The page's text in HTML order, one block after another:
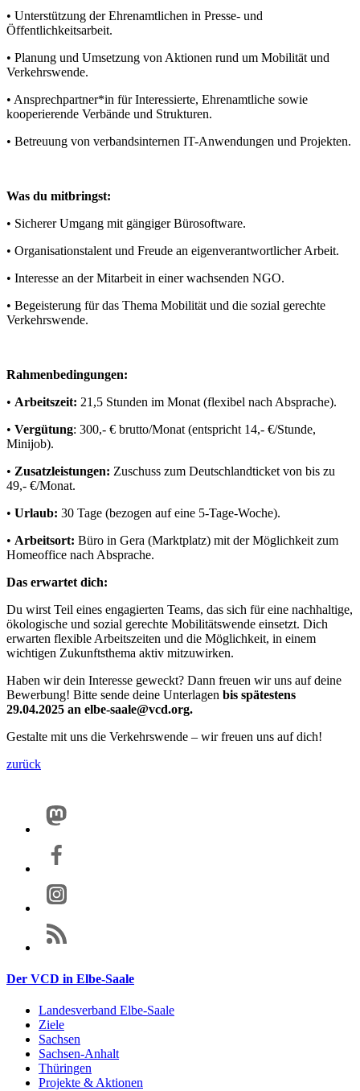
• Unterstützung der Ehrenamtlichen in Presse- und
Öffentlichkeitsarbeit.
• Planung und Umsetzung von Aktionen rund um Mobilität und
Verkehrswende.
• Ansprechpartner*in für Interessierte, Ehrenamtliche sowie
kooperierende Verbände und Strukturen.
• Betreuung von verbandsinternen IT-Anwendungen und Projekten.
Was du mitbringst:
• Sicherer Umgang mit gängiger Bürosoftware.
• Organisationstalent und Freude an eigenverantwortlicher Arbeit.
• Interesse an der Mitarbeit in einer wachsenden NGO.
• Begeisterung für das Thema Mobilität und die sozial gerechte
Verkehrswende.
Rahmenbedingungen:
• Arbeitszeit: 21,5 Stunden im Monat (flexibel nach Absprache).
• Vergütung: 300,- € brutto/Monat (entspricht 14,- €/Stunde,
Minijob).
• Zusatzleistungen: Zuschuss zum Deutschlandticket von bis zu
49,- €/Monat.
• Urlaub: 30 Tage (bezogen auf eine 5-Tage-Woche).
• Arbeitsort: Büro in Gera (Marktplatz) mit der Möglichkeit zum
Homeoffice nach Absprache.
Das erwartet dich:
Du wirst Teil eines engagierten Teams, das sich für eine nachhaltige,
ökologische und sozial gerechte Mobilitätswende einsetzt. Dich
erwarten flexible Arbeitszeiten und die Möglichkeit, in einem
wichtigen Zukunftsthema aktiv mitzuwirken.
Haben wir dein Interesse geweckt? Dann freuen wir uns auf deine
Bewerbung! Bitte sende deine Unterlagen bis spätestens
29.04.2025 an elbe-saale@vcd.org.
Gestalte mit uns die Verkehrswende – wir freuen uns auf dich!
zurück
Der VCD in Elbe-Saale
Landesverband Elbe-Saale
Ziele
Sachsen
Sachsen-Anhalt
Thüringen
Projekte & Aktionen